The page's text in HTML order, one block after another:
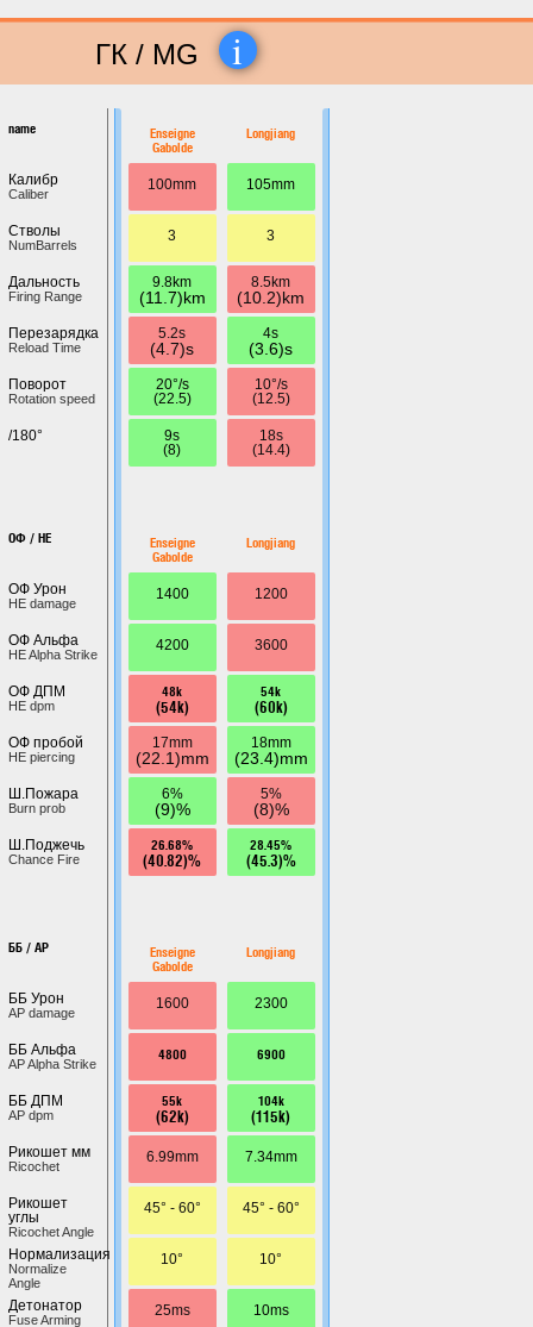
ГК / MG i
name
Калибр
Caliber
Стволы
NumBarrels
Дальность
Firing Range
Перезарядка
Reload Time
Поворот
Rotation speed
/180°
ОФ / HE
ОФ Урон
HE damage
ОФ Альфа
HE Alpha Strike
ОФ ДПМ
HE dpm
ОФ пробой
HE piercing
Ш.Пожара
Burn prob
Ш.Поджечь
Chance Fire
ББ / AP
ББ Урон
AP damage
ББ Альфа
AP Alpha Strike
ББ ДПМ
AP dpm
Рикошет мм
Ricochet
Рикошет
углы
Ricochet Angle
Нормализация
Normalize
Angle
Детонатор
Fuse Arming
Enseigne
Gabolde
100mm
3
9.8km
(11.7)km
5.2s
(4.7)s
20°/s
(22.5)
9s
(8)
Enseigne
Gabolde
1400
4200
48k
(54k)
17mm
(22.1)mm
6%
(9)%
26.68%
(40.82)%
Enseigne
Gabolde
1600
4800
55k
(62k)
6.99mm
45° - 60°
10°
25ms
Longjiang
105mm
3
8.5km
(10.2)km
4s
(3.6)s
10°/s
(12.5)
18s
(14.4)
Longjiang
1200
3600
54k
(60k)
18mm
(23.4)mm
5%
(8)%
28.45%
(45.3)%
Longjiang
2300
6900
104k
(115k)
7.34mm
45° - 60°
10°
10ms